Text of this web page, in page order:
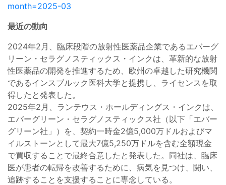
month=2025-03
最近の動向
2024年2月、臨床段階の放射性医薬品企業であるエバーグ
リーン・セラグノスティックス・インクは、革新的な放射
性医薬品の開発を推進するため、欧州の卓越した研究機関
であるインスブルック医科大学と提携し、ライセンスを取
得したと発表した。
2025年2月、ランテウス・ホールディングス・インクは、
エバーグリーン・セラグノスティックス社（以下「エバー
グリーン社」）を、契約一時金2億5,000万ドルおよびマ
イルストーンとして最大7億5,250万ドルを含む全額現金
で買収することで最終合意したと発表した。同社は、臨床
医が患者の転帰を改善するために、病気を見つけ、闘い、
追跡することを支援することに専念している。